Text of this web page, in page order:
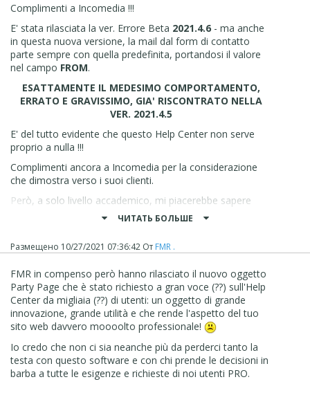
dall'upgrade. Da lì partono segnalazioni... versioni beta...
altre segnalazioni... per arrivare poi al rilascio di una
versione stabile.
Ora... si può pensare che l'utente "medio", quindi un non
addetto ai lavori, debba sobbarcarsi ogni santa volta
l'impiccio di dover verificare "pagina per pagina" e
"modulo per modulo" che tutto funzioni? Tutto questo
come sposa la filosofia del "pensa, crea ed esporta"?
Semplicemente non è giusto. E non ha importanza quale
versione si usi, se la più economica Evo o la più blasonata
innegabilmente un aiuto insostituibile, grazie al TEMPO e
all'esperienza che staff, moderatori e utenti donano a chi
ha più difficoltà. Ma non dovrebbe essere così. Il tempo
ha un valore per tutti, e di questo progettisti e sviluppatori
devono tenere necessariamente conto in un'ottica di
a quanto pare perfettibile sotto molti aspetti.
Complimenti a Incomedia !!!
E' stata rilasciata la ver. Errore Beta 2021.4.6 - ma anche
in questa nuova versione, la mail dal form di contatto
parte sempre con quella predefinita, portandosi il valore
nel campo FROM.
ESATTAMENTE IL MEDESIMO COMPORTAMENTO,
ERRATO E GRAVISSIMO, GIA' RISCONTRATO NELLA
VER. 2021.4.5
E' del tutto evidente che questo Help Center non serve
proprio a nulla !!!
Complimenti ancora a Incomedia per la considerazione
che dimostra verso i suoi clienti.
Però, a solo livello accademico, mi piacerebbe sapere
perchèviene reso disponibile questo
nei moduli di contatto, e poi viene utilizzata la mail
"generica" memorizzata in tutt'altra parte del programma:
ЧИТАТЬ БОЛЬШЕ
Размещено 10/27/2021 07:36:42 От FMR .
FMR in compenso però hanno rilasciato il nuovo oggetto
Party Page che è stato richiesto a gran voce (??) sull'Help
Center da migliaia (??) di utenti: un oggetto di grande
innovazione, grande utilità e che rende l'aspetto del tuo
sito web davvero moooolto professionale!
Io credo che non ci sia neanche più da perderci tanto la
testa con questo software e con chi prende le decisioni in
barba a tutte le esigenze e richieste di noi utenti PRO.